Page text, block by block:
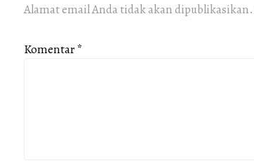
Alamat email Anda tidak akan dipublikasikan.
Komentar*